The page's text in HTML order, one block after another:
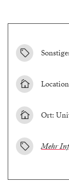
Ort:
Mehr